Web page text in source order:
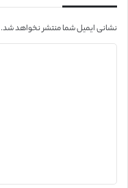
نشانی ایمیل شما منتشر نخواهد شد.